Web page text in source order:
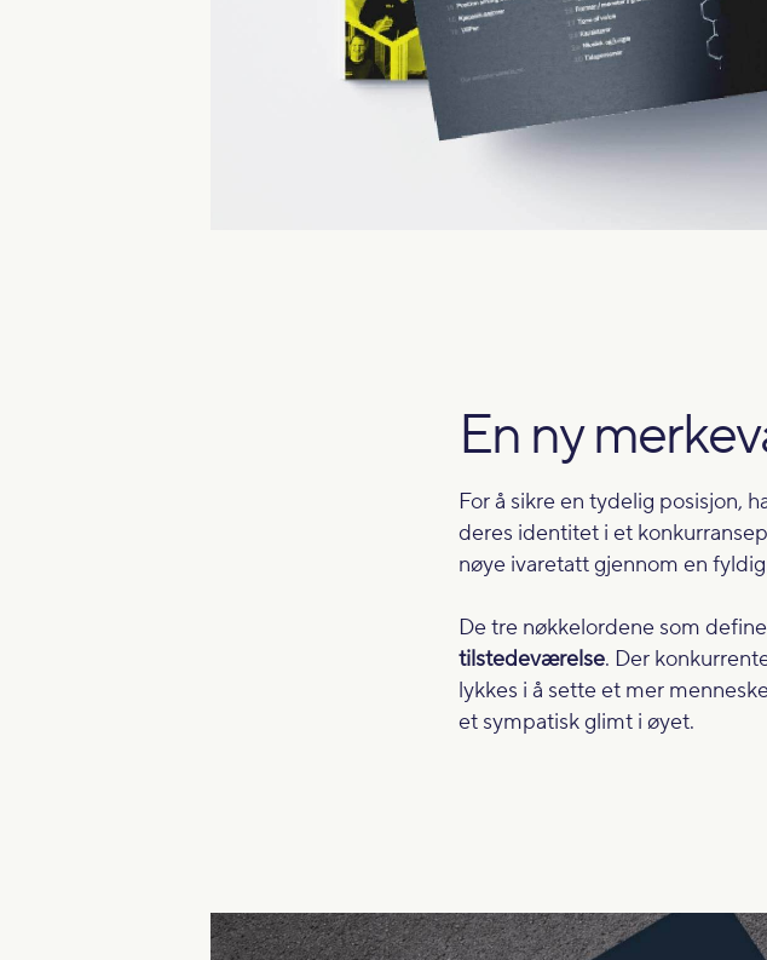
En ny
For å sikre en tydelig posisjon,
deres identitet i et
nøye ivaretatt gjennom en
De tre nøkkelordene som
tilstedeværelse. Der
lykkes i å sette et mer
et sympatisk glimt i øyet.